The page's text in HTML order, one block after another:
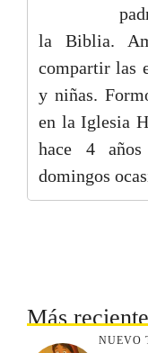
la Biblia.
compartir las
y niñas.
en la Iglesia
hace 4
domingos
Más reciente
NUEVO